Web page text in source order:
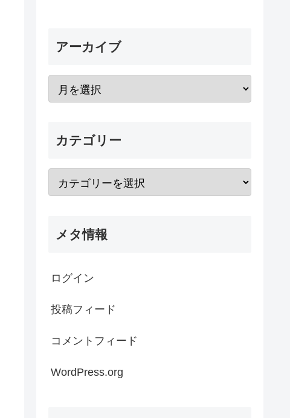
アーカイブ
カテゴリー
メタ情報
ログイン
投稿フィード
コメントフィード
WordPress.org